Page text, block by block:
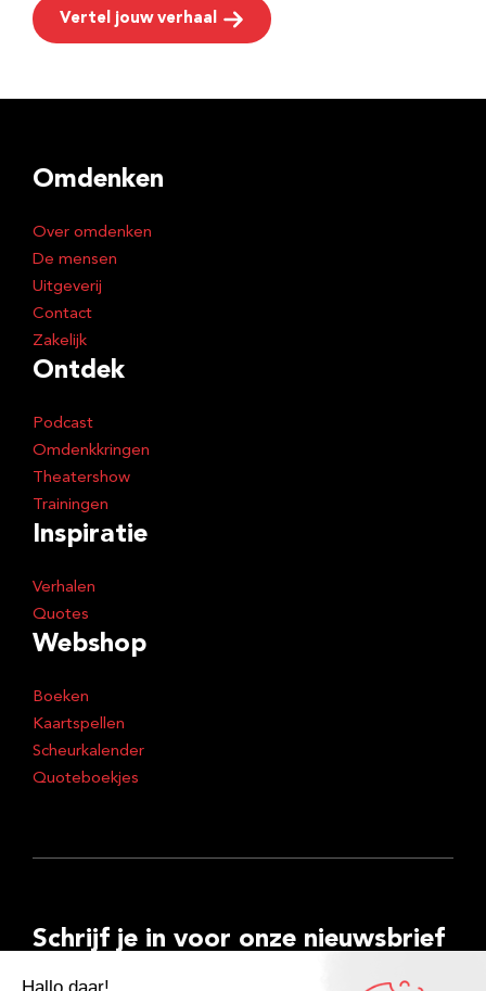
Vertel jouw verhaal
Omdenken
Over omdenken
De mensen
Uitgeverij
Contact
Zakelijk
Ontdek
Podcast
Omdenkkringen
Theatershow
Trainingen
Inspiratie
Verhalen
Quotes
Webshop
Boeken
Kaartspellen
Scheurkalender
Quoteboekjes
Schrijf je in voor onze nieuwsbrief